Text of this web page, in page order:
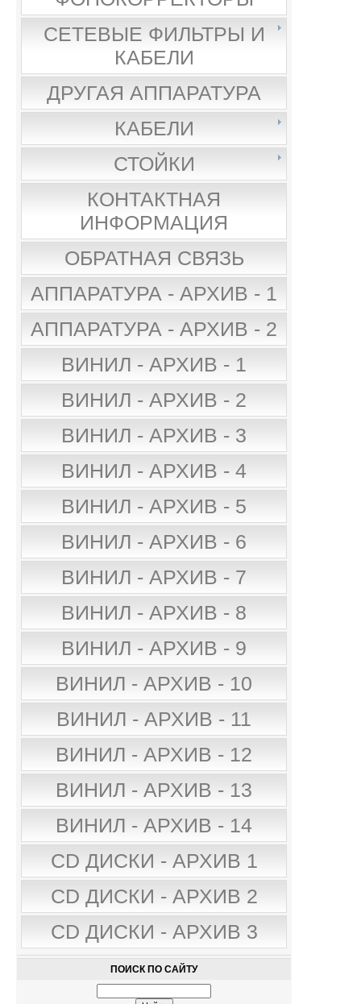
СЕТЕВЫЕ ФИЛЬТРЫ И
КАБЕЛИ
ДРУГАЯ АППАРАТУРА
КАБЕЛИ
СТОЙКИ
КОНТАКТНАЯ
ИНФОРМАЦИЯ
ОБРАТНАЯ СВЯЗЬ
АППАРАТУРА - АРХИВ - 1
АППАРАТУРА - АРХИВ - 2
ВИНИЛ - АРХИВ - 1
ВИНИЛ - АРХИВ - 2
ВИНИЛ - АРХИВ - 3
ВИНИЛ - АРХИВ - 4
ВИНИЛ - АРХИВ - 5
ВИНИЛ - АРХИВ - 6
ВИНИЛ - АРХИВ - 7
ВИНИЛ - АРХИВ - 8
ВИНИЛ - АРХИВ - 9
ВИНИЛ - АРХИВ - 10
ВИНИЛ - АРХИВ - 11
ВИНИЛ - АРХИВ - 12
ВИНИЛ - АРХИВ - 13
ВИНИЛ - АРХИВ - 14
CD ДИСКИ - АРХИВ 1
CD ДИСКИ - АРХИВ 2
CD ДИСКИ - АРХИВ 3
ПОИСК ПО САЙТУ